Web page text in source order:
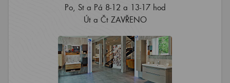
Po, St a Pá 8-12 a 13-17 hod
Út a Čt ZAVŘENO